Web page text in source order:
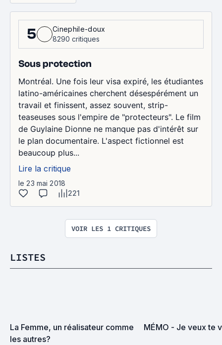
5
Cinephile-doux
8290 critiques
Sous protection
Montréal. Une fois leur visa expiré, les étudiantes
latino-américaines cherchent désespérément un
travail et finissent, assez souvent, strip-
teaseuses sous l'empire de "protecteurs". Le film
de Guylaine Dionne ne manque pas d'intérêt sur
le plan documentaire. L'aspect fictionnel est
beaucoup plus...
Lire la critique
le 23 mai 2018
221
VOIR LES 1 CRITIQUES
LISTES
La Femme, un réalisateur comme
les autres?
MÉMO - Je veux te